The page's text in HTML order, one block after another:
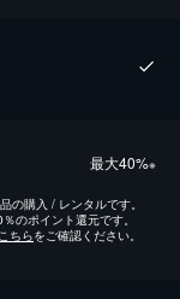
最⼤40%※
の購入 / レンタルです。
のポイント還元です。
こちらをご確認ください。